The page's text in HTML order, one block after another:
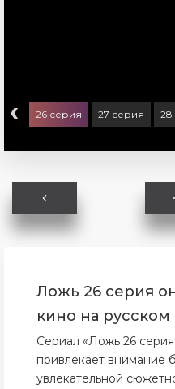
‹ 26 серия 27 серия 28
Ложь 26 серия
кино на русском
Сериал «Ложь 26
привлекает внимание
увлекательной